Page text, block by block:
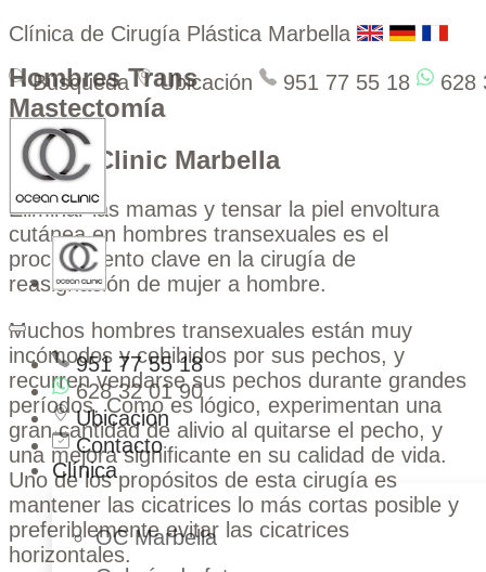
Clínica de Cirugía Plástica Marbella
Búsqueda Ubicación 951 77 55 18 628
951 77 55 18
628 32 01 90
Ubicación
Contacto
Clínica
OC Marbella
Hombres Trans
Mastectomía
Ocean Clinic Marbella
Eliminar las mamas y tensar la piel envoltura
cutánea en hombres transexuales es el
procedimiento clave en la cirugía de
reasignación de mujer a hombre.
Muchos hombres transexuales están muy
incómodos y cohibidos por sus pechos, y
recurren vendarse sus pechos durante grandes
períodos. Como es lógico, experimentan una
gran cantidad de alivio al quitarse el pecho, y
una mejora significante en su calidad de vida.
Uno de los propósitos de esta cirugía es
mantener las cicatrices lo más cortas posible y
preferiblemente evitar las cicatrices
horizontales.